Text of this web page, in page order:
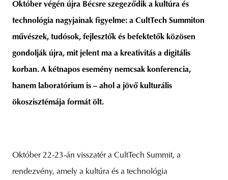
Október végén újra Bécsre szegeződik a kultúra és
technológia nagyjainak figyelme: a CultTech Summiton
művészek, tudósok, fejlesztők és befektetők közösen
gondolják újra, mit jelent ma a kreativitás a digitális
korban. A kétnapos esemény nemcsak konferencia,
hanem laboratórium is – ahol a jövő kulturális
ökoszisztémája formát ölt.
Október 22-23-án visszatér a CultTech Summit, a
rendezvény, amely a kultúra és a technológia